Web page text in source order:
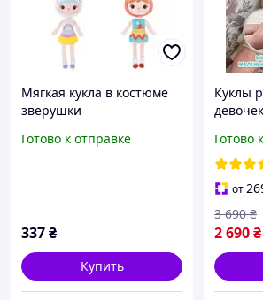
Мягкая кукла в костюме
зверушки
Готово к отправке
337₴
Купить
Куклы
Готово
от
2 690₴
3 690 ₴